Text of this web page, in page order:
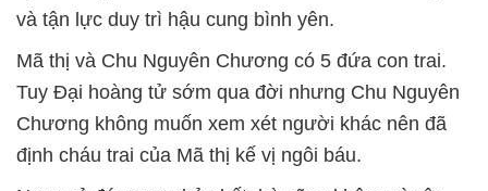
và tận lực duy trì hậu cung bình yên.
Mã thị và Chu Nguyên Chương có 5 đứa con trai.
Tuy Đại hoàng tử sớm qua đời nhưng Chu Nguyên
Chương không muốn xem xét người khác nên đã
định cháu trai của Mã thị kế vị ngôi báu.